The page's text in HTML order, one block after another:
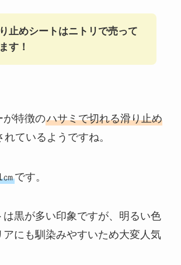
止めシートはニトリで売って
す！
が特徴のハサミで切れる滑り止め
れているようですね。
㎝です。
黒が多い印象ですが、明るい色
にも馴染みやすいため大変人気